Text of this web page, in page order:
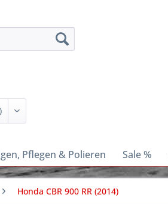
Pflegen & Polieren Sale %
Honda CBR 900 RR (2014)